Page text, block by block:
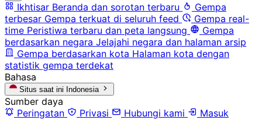
Ikhtisar Beranda dan sorotan terbaru
Gempa
terbesar Gempa terkuat di seluruh feed
Gempa real-
time Peristiwa terbaru dan peta langsung
Gempa
berdasarkan negara Jelajahi negara dan halaman arsip
Gempa berdasarkan kota Halaman kota dengan
statistik gempa terdekat
Bahasa
Situs saat ini Indonesia
Sumber daya
Peringatan
Privasi Hubungi kami
Masuk